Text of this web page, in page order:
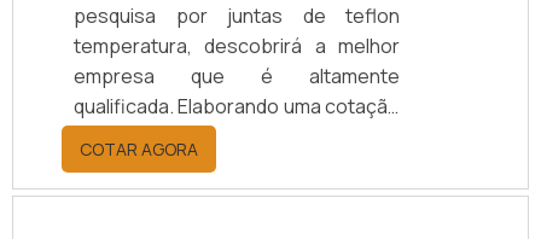
pesquisa por juntas de teflon
temperatura, descobrirá a melhor
empresa que é altamente
qualificada. Elaborando uma cotação
por meio da plataforma e
descobrindo a melhor referência do
mercado.Sim, aqui é o lugar certo!
COTAR AGORA